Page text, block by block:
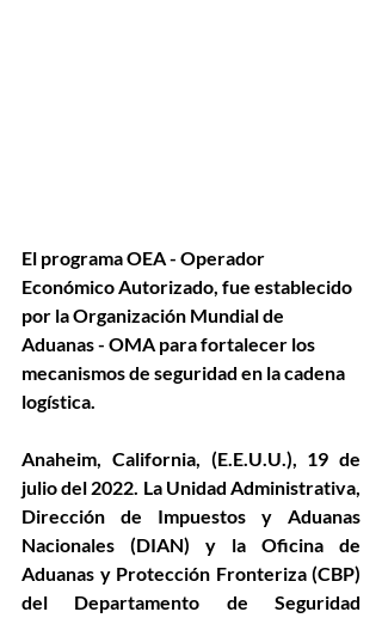
El programa OEA - Operador
Económico Autorizado, fue establecido
por la Organización Mundial de
Aduanas - OMA para fortalecer los
mecanismos de seguridad en la cadena
logística.
Anaheim, California, (E.E.U.U.), 19 de
julio del 2022. La Unidad Administrativa,
Dirección de Impuestos y Aduanas
Nacionales (DIAN) y la Oficina de
Aduanas y Protección Fronteriza (CBP)
del Departamento de Seguridad